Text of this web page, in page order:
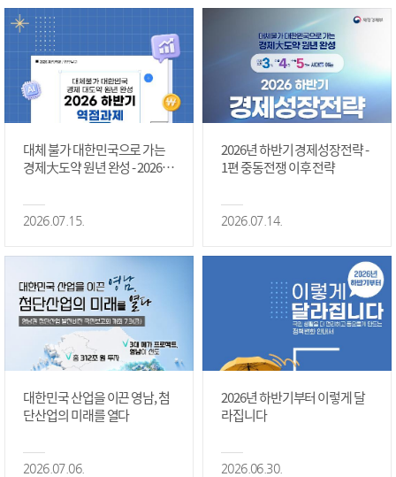
대체 불가 대한민국으로 가는
경제大도약 원년 완성 - 2026 하
2026.07.15.
2026년 하반기 경제성장전략 -
1편 중동전쟁 이후 전략
2026.07.14.
대한민국 산업을 이끈 영남, 첨
단산업의 미래를 열다
2026.07.06.
2026년 하반기부터 이렇게 달
라집니다
2026.06.30.